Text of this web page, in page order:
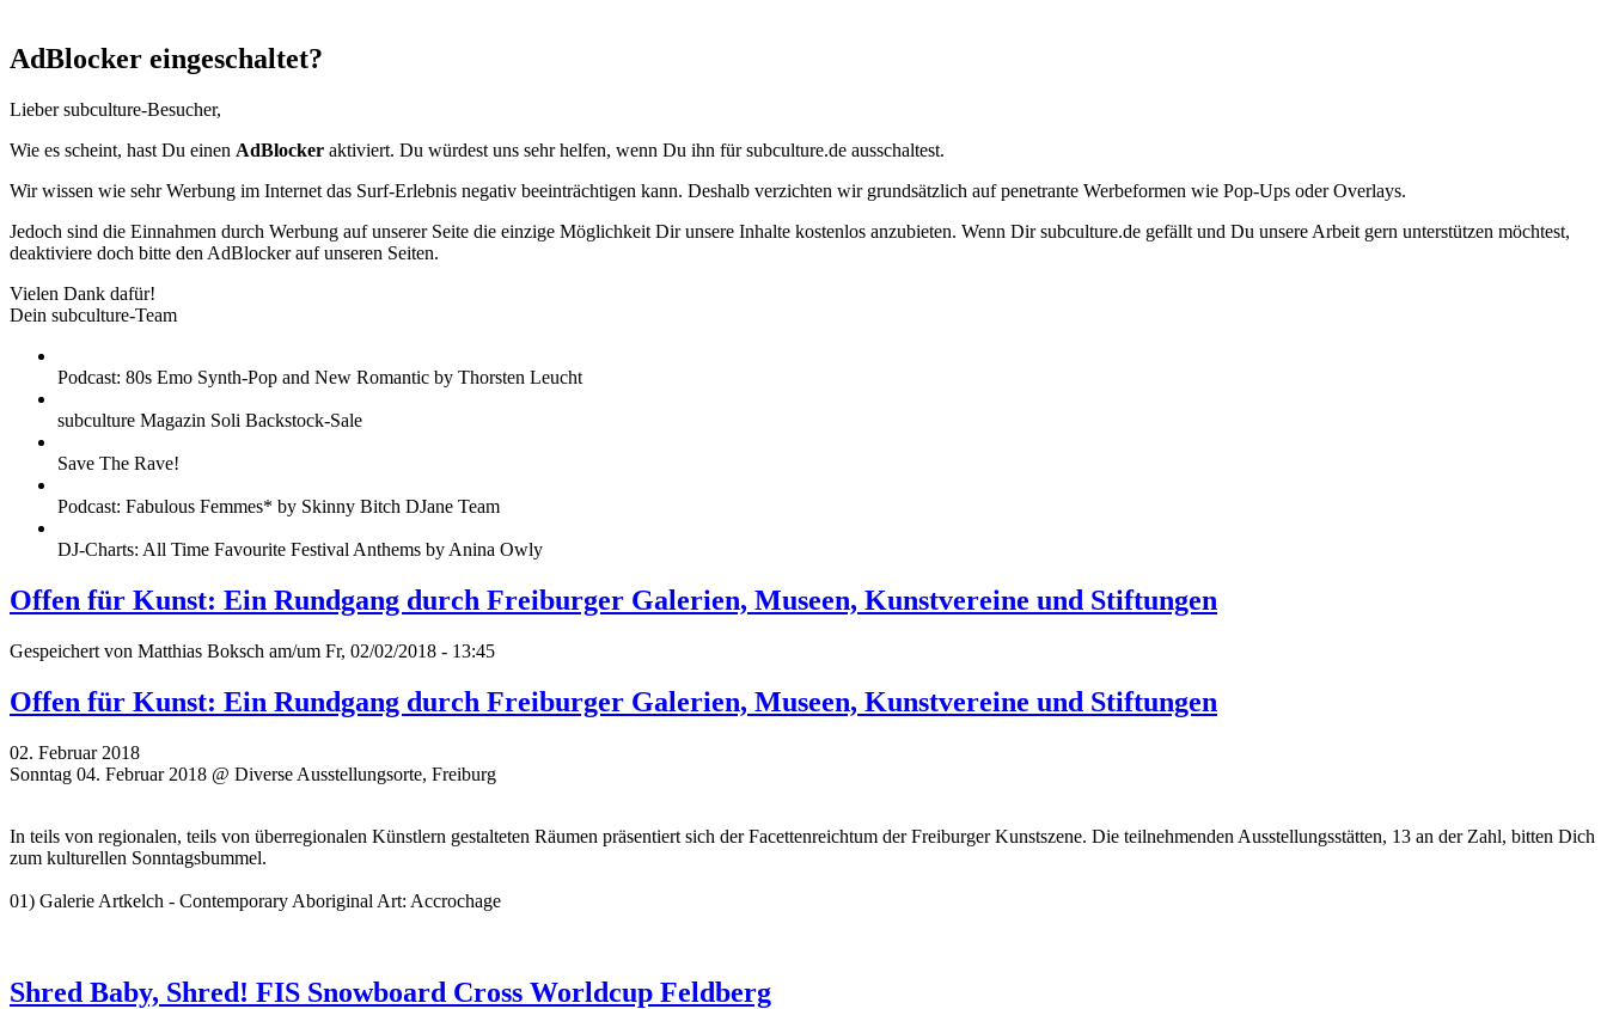
AdBlocker eingeschaltet?
Lieber subculture-Besucher,
Wie es scheint, hast Du einen AdBlocker aktiviert. Du würdest uns sehr helfen, wenn Du ihn für subculture.de ausschaltest.
Wir wissen wie sehr Werbung im Internet das Surf-Erlebnis negativ beeinträchtigen kann. Deshalb verzichten wir grundsätzlich auf penetrante Werbeformen wie Pop-Ups oder Overlays.
Jedoch sind die Einnahmen durch Werbung auf unserer Seite die einzige Möglichkeit Dir unsere Inhalte kostenlos anzubieten. Wenn Dir subculture.de gefällt und Du unsere Arbeit gern unterstützen möchtest,
deaktiviere doch bitte den AdBlocker auf unseren Seiten.
Vielen Dank dafür!
Dein subculture-Team
Podcast: 80s Emo Synth-Pop and New Romantic by Thorsten Leucht
subculture Magazin Soli Backstock-Sale
Save The Rave!
Podcast: Fabulous Femmes* by Skinny Bitch DJane Team
DJ-Charts: All Time Favourite Festival Anthems by Anina Owly
Offen für Kunst: Ein Rundgang durch Freiburger Galerien, Museen, Kunstvereine und Stiftungen
Gespeichert von Matthias Boksch am/um Fr, 02/02/2018 - 13:45
Offen für Kunst: Ein Rundgang durch Freiburger Galerien, Museen, Kunstvereine und Stiftungen
02. Februar 2018
Sonntag 04. Februar 2018 @ Diverse Ausstellungsorte, Freiburg
In teils von regionalen, teils von überregionalen Künstlern gestalteten Räumen präsentiert sich der Facettenreichtum der Freiburger Kunstszene. Die teilnehmenden Ausstellungsstätten, 13 an der Zahl, bitten Dich
zum kulturellen Sonntagsbummel.
01) Galerie Artkelch - Contemporary Aboriginal Art: Accrochage
Shred Baby, Shred! FIS Snowboard Cross Worldcup Feldberg